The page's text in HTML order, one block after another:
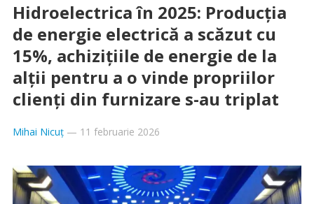
Hidroelectrica în 2025: Producția
de energie electrică a scăzut cu
15%, achizițiile de energie de la
alții pentru a o vinde propriilor
clienți din furnizare s-au triplat
Mihai Nicuț— 11 februarie 2026